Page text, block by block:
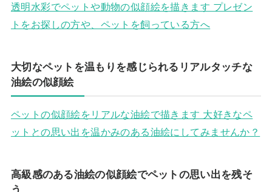
透明水彩でペットや動物の似顔絵を描きます プレゼン
トをお探しの方や、ペットを飼っている方へ
大切なペットを温もりを感じられるリアルタッチな
油絵の似顔絵
ペットの似顔絵をリアルな油絵で描きます 大好きなペ
ットとの思い出を温かみのある油絵にしてみませんか？
高級感のある油絵の似顔絵でペットの思い出を残そ